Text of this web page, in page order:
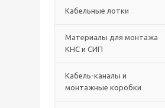
Кабельные лотки
Материалы для монтажа
КНС и СИП
Кабель-каналы и
монтажные коробки